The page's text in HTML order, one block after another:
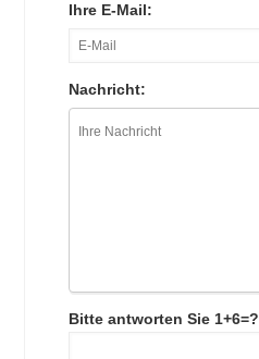
Ihre E-Mail:
Nachricht:
Bitte antworten Sie 1+6=?